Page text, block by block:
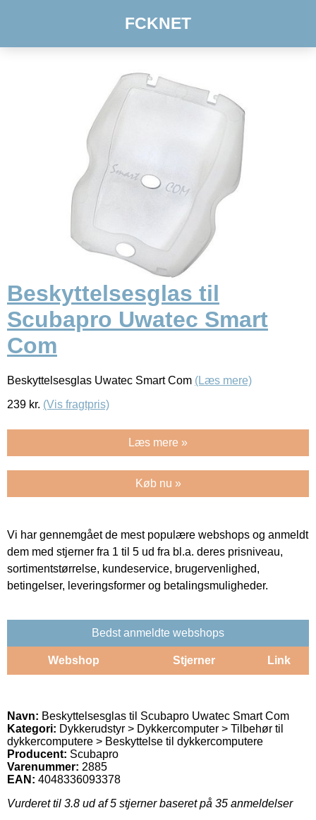
FCKNET
Beskyttelsesglas til
Scubapro Uwatec Smart
Com
Beskyttelsesglas Uwatec Smart Com (Læs mere)
239 kr. (Vis fragtpris)
Læs mere »
Køb nu »
Vi har gennemgået de mest populære webshops og anmeldt
dem med stjerner fra 1 til 5 ud fra bl.a. deres prisniveau,
sortimentstørrelse, kundeservice, brugervenlighed,
betingelser, leveringsformer og betalingsmuligheder.
Bedst anmeldte webshops
Webshop Stjerner Link
Navn: Beskyttelsesglas til Scubapro Uwatec Smart Com
Kategori: Dykkerudstyr > Dykkercomputer > Tilbehør til
dykkercomputere > Beskyttelse til dykkercomputere
Producent: Scubapro
Varenummer: 2885
EAN: 4048336093378
Vurderet til 3.8 ud af 5 stjerner baseret på 35 anmeldelser